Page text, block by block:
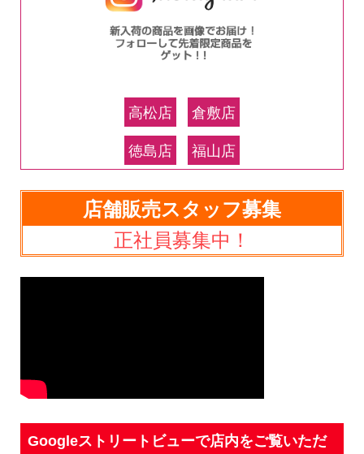
高松店
倉敷店
徳島店
福山店
店舗販売スタッフ募集
正社員募集中！
Googleストリートビューで店内をご覧いただ